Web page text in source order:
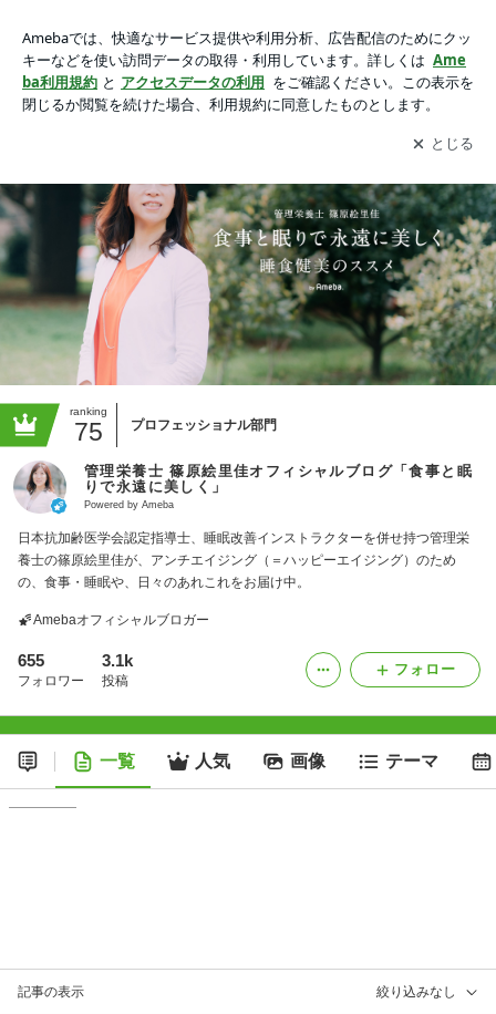
遠に美しく」Powered by Ameba
アプリをダウンロードして ブログの更新通知
を受け取りまし
ょう。
開く
ranking
75 プロフェッショナル部門
管理栄養士 篠原絵里佳オフィシャルブログ「食事と眠
りで永遠に美しく」
Powered by Ameba
日本抗加齢医学会認定指導士、睡眠改善インストラクターを併せ持つ管理栄
養士の篠原絵里佳が、アンチエイジング（＝ハッピーエイジング）のため
の、食事・睡眠や、日々のあれこれをお届け中。
Amebaオフィシャルブロガー
655
フォロワー
3.1k
投稿
フォロー
一覧 人気 画像 テーマ
記事の表示 絞り込みなし